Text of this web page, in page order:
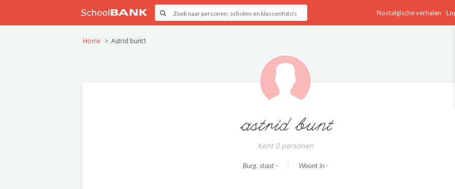
Nostalgische verhalen
Home Astrid bunt1
astrid bunt
Kent 0 personen
Burg. staat - Woont in -